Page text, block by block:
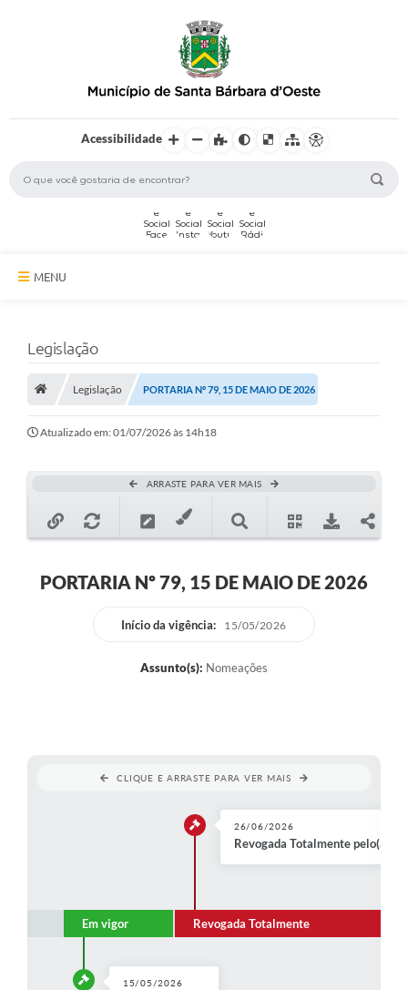
Acessibilidade
MENU
Secretarias
Serviços Online
Ouvidoria
Legislação
Certidão Negativa de Imóvel
Parcerias com Organização da Sociedade Civil (OSC)
Cartas de Serviço ao Usuário
Legislação
Legislação PORTARIA Nº 79, 15 DE MAIO DE 2026
Atualizado em: 01/07/2026 às 14h18
ARRASTE PARA VER MAIS
PORTARIA Nº 79, 15 DE MAIO DE 2026
Início da vigência: 15/05/2026
Assunto(s): Nomeações
CLIQUE E ARRASTE PARA VER MAIS
Em vigor
15/05/2026
Revogada Totalmente
26/06/2026
Revogada Totalmente pelo(a)